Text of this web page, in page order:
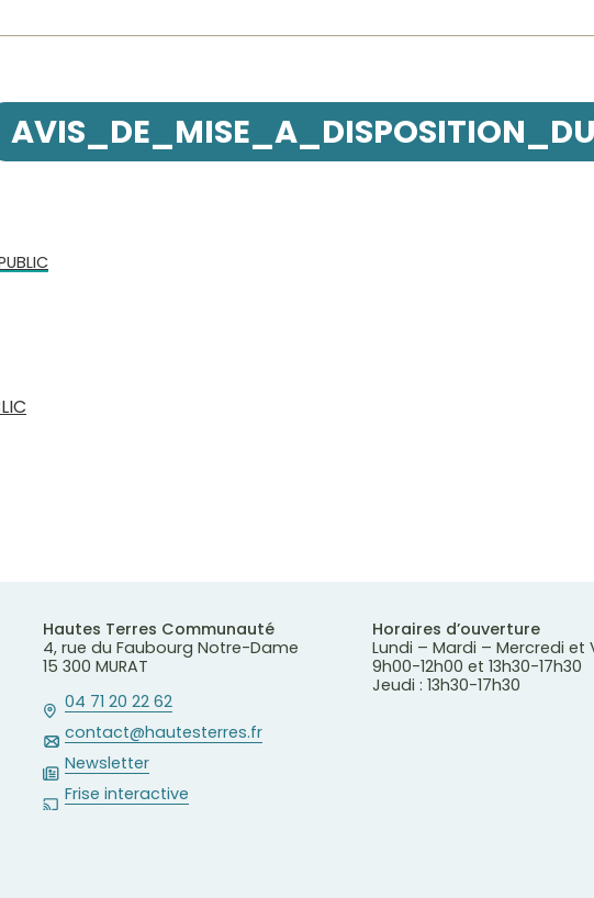
Hautes Terres Communauté
4, rue du Faubourg Notre-Dame
15 300 MURAT
04 71 20 22 62
contact@hautesterres.fr
Newsletter
Frise interactive
Horaires d’ouverture
Lundi – Mardi – Mercredi et
9h00-12h00 et 13h30-17h30
Jeudi : 13h30-17h30